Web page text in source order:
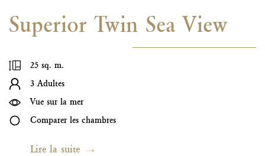
Superior Twin Sea View
25 sq. m.
3 Adultes
Vue sur la mer
Comparer les chambres
Lire la suite